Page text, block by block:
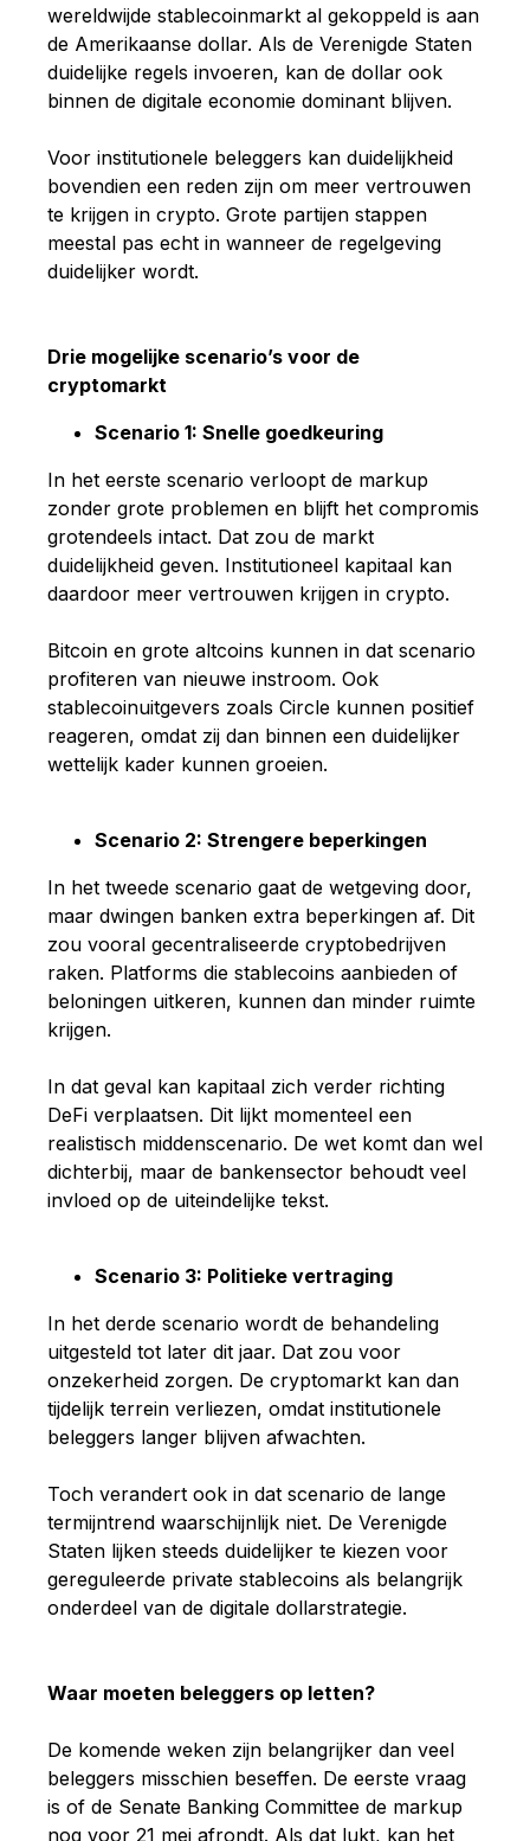
wereldwijde stablecoinmarkt al gekoppeld is aan
de Amerikaanse dollar. Als de Verenigde Staten
duidelijke regels invoeren, kan de dollar ook
binnen de digitale economie dominant blijven.
Voor institutionele beleggers kan duidelijkheid
bovendien een reden zijn om meer vertrouwen
te krijgen in crypto. Grote partijen stappen
meestal pas echt in wanneer de regelgeving
duidelijker wordt.
Drie mogelijke scenario’s voor de
cryptomarkt
Scenario 1: Snelle goedkeuring
In het eerste scenario verloopt de markup
zonder grote problemen en blijft het compromis
grotendeels intact. Dat zou de markt
duidelijkheid geven. Institutioneel kapitaal kan
daardoor meer vertrouwen krijgen in crypto.
Bitcoin en grote altcoins kunnen in dat scenario
profiteren van nieuwe instroom. Ook
stablecoinuitgevers zoals Circle kunnen positief
reageren, omdat zij dan binnen een duidelijker
wettelijk kader kunnen groeien.
Scenario 2: Strengere beperkingen
In het tweede scenario gaat de wetgeving door,
maar dwingen banken extra beperkingen af. Dit
zou vooral gecentraliseerde cryptobedrijven
raken. Platforms die stablecoins aanbieden of
beloningen uitkeren, kunnen dan minder ruimte
krijgen.
In dat geval kan kapitaal zich verder richting
DeFi verplaatsen. Dit lijkt momenteel een
realistisch middenscenario. De wet komt dan wel
dichterbij, maar de bankensector behoudt veel
invloed op de uiteindelijke tekst.
Scenario 3: Politieke vertraging
In het derde scenario wordt de behandeling
uitgesteld tot later dit jaar. Dat zou voor
onzekerheid zorgen. De cryptomarkt kan dan
tijdelijk terrein verliezen, omdat institutionele
beleggers langer blijven afwachten.
Toch verandert ook in dat scenario de lange
termijntrend waarschijnlijk niet. De Verenigde
Staten lijken steeds duidelijker te kiezen voor
gereguleerde private stablecoins als belangrijk
onderdeel van de digitale dollarstrategie.
Waar moeten beleggers op letten?
De komende weken zijn belangrijker dan veel
beleggers misschien beseffen. De eerste vraag
is of de Senate Banking Committee de markup
nog voor 21 mei afrondt. Als dat lukt, kan het